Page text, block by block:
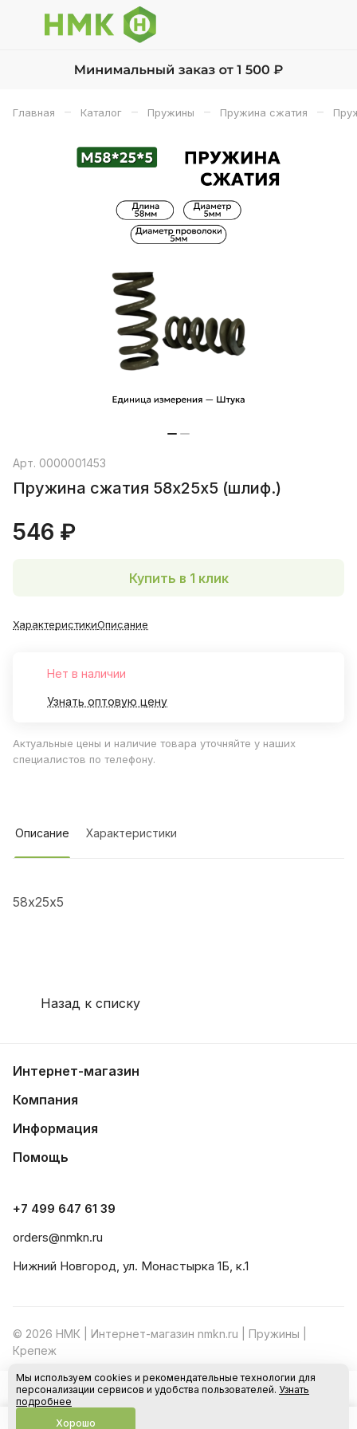
Главная – Каталог – Пружины – Пружина сжатия –
Арт. 0000001453
Пружина сжатия 58х25х5 (шлиф.)
546 ₽
В корзину
Купить в 1 клик
ХарактеристикиОписание
Нет в наличии
Узнать оптовую цену
Актуальные цены и наличие товара уточняйте у наших
специалистов по телефону.
Описание Характеристики
58х25х5
Назад к списку
Интернет-магазин
Компания
Информация
Помощь
+7 499 647 61 39
orders@nmkn.ru
Нижний Новгород, ул. Монастырка 1Б, к.1
© 2026 НМК | Интернет-магазин nmkn.ru | Пружины |
Крепеж
Конфиденциальность Оферта
Мы используем cookies и рекомендательные технологии для
персонализации сервисов и удобства пользователей. Узнать
подробнее
Хорошо